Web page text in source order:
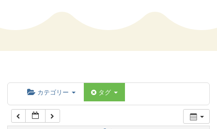
カテゴリー タグ
04:00
07:00